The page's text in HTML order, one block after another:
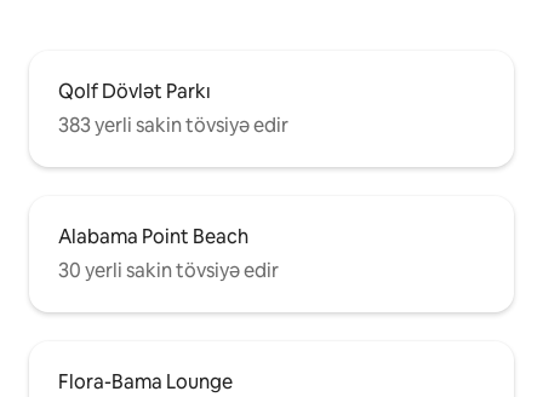
Qolf Dövlət Parkı
383 yerli sakin tövsiyə edir
Alabama Point Beach
30 yerli sakin tövsiyə edir
Flora-Bama Lounge